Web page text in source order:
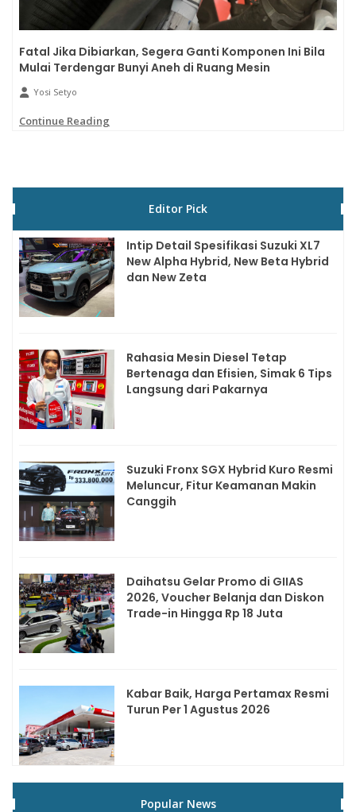
Fatal Jika Dibiarkan, Segera Ganti Komponen Ini Bila
Mulai Terdengar Bunyi Aneh di Ruang Mesin
Yosi Setyo
Continue Reading
Editor Pick
Intip Detail Spesifikasi Suzuki XL7
New Alpha Hybrid, New Beta Hybrid
dan New Zeta
Rahasia Mesin Diesel Tetap
Bertenaga dan Efisien, Simak 6 Tips
Langsung dari Pakarnya
Suzuki Fronx SGX Hybrid Kuro Resmi
Meluncur, Fitur Keamanan Makin
Canggih
Daihatsu Gelar Promo di GIIAS
2026, Voucher Belanja dan Diskon
Trade-in Hingga Rp 18 Juta
Kabar Baik, Harga Pertamax Resmi
Turun Per 1 Agustus 2026
Popular News